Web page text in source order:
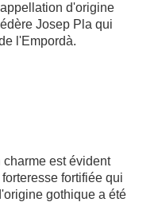
d'origine
Josep Pla qui
l'Empordà.
charme est évident
fortifiée qui
gothique a été